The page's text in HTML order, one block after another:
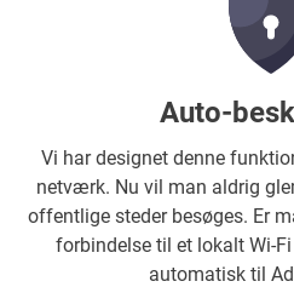
Auto-
Vi har designet denne
netværk. Nu vil man aldrig
offentlige steder besøges. Er
forbindelse til et lokalt Wi-
automatisk til